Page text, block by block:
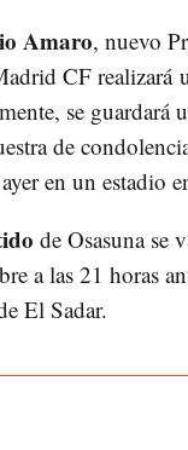
Amaro, nuevo
CF realizará
se guardará
de
en un estadio
de Osasuna se
a las 21 horas
El Sadar.